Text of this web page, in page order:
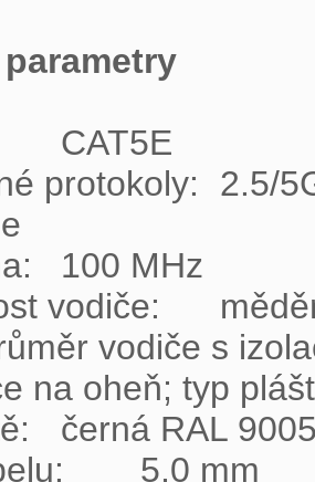
2.5/5GBASE-T a nižší
0,50 mm ± 0,005 mm
s izolací:	HDPE 0,88
oheň; typ pláště:	Fca;
mm